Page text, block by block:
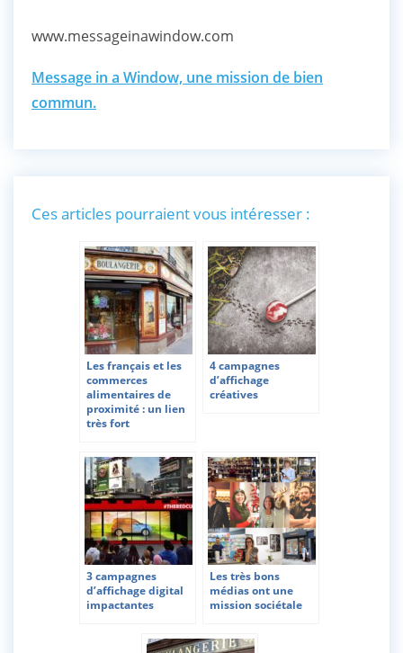
www.messageinawindow.com
Message in a Window, une mission de bien
commun.
Ces articles pourraient vous intéresser :
Les français et les
commerces
alimentaires de
proximité : un lien
très fort
4 campagnes
d’affichage
créatives
3 campagnes
d’affichage digital
impactantes
Les très bons
médias ont une
mission sociétale